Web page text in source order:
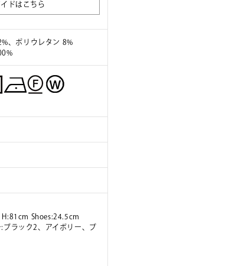
ドはこちら
、ポリウレタン 8%
Shoes:24.5cm
ラック2、アイボリー、ブ